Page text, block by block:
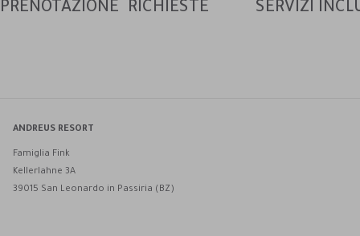
PRENOTAZIONE RICHIESTE SERVIZI
ANDREUS RESORT
Famiglia Fink
Kellerlahne 3A
39015 San Leonardo in Passiria (BZ)